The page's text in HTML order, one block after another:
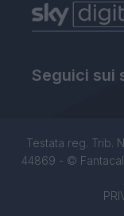
Seguici sui
Testata reg. Trib.
44869 - ©